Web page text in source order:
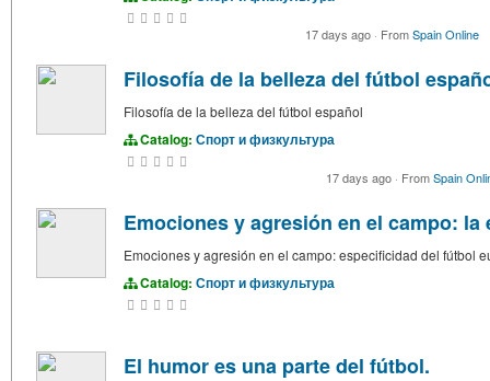
17 days ago · FromSpain Online
Filosofía de la belleza del fútbol
Filosofía de la belleza del fútbol español
Catalog: Спорт и физкультура
17 days ago · FromSpain
Emociones y agresión en el campo:
Emociones y agresión en el campo: especificidad del fútbol
Catalog: Спорт и физкультура
El humor es una parte del fútbol.